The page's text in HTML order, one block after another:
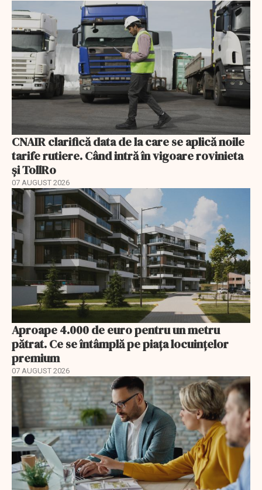
CNAIR clarifică data de la care se aplică noile
tarife rutiere. Când intră în vigoare rovinieta
și TollRo
07 AUGUST 2026
Aproape 4.000 de euro pentru un metru
pătrat. Ce se întâmplă pe piața locuințelor
premium
07 AUGUST 2026